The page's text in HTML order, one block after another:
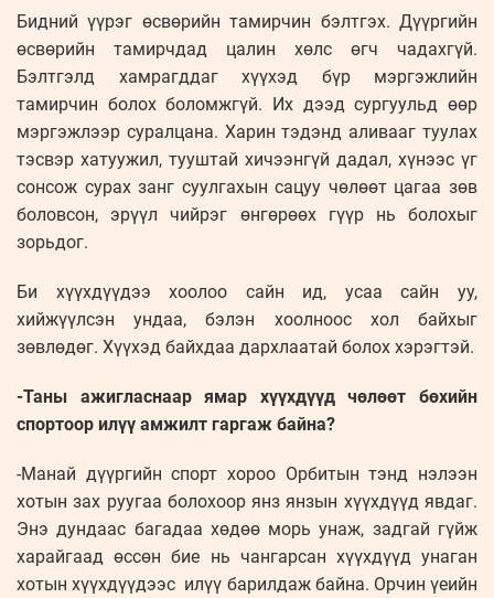
Бидний үүрэг өсвөрийн тамирчин бэлтгэх. Дүүргийн
өсвөрийн тамирчдад цалин хөлс өгч чадахгүй.
Бэлтгэлд хамрагддаг хүүхэд бүр мэргэжлийн
тамирчин болох боломжгүй. Их дээд сургуульд өөр
мэргэжлээр суралцана. Харин тэдэнд аливааг туулах
тэсвэр хатуужил, тууштай хичээнгүй дадал, хүнээс үг
сонсож сурах занг суулгахын сацуу чөлөөт цагаа зөв
боловсон, эрүүл чийрэг өнгөрөөх гүүр нь болохыг
зорьдог.
Би хүүхдүүдээ хоолоо сайн ид, усаа сайн уу,
хийжүүлсэн ундаа, бэлэн хоолноос хол байхыг
зөвлөдөг. Хүүхэд байхдаа дархлаатай болох хэрэгтэй.
-Таны ажигласнаар ямар хүүхдүүд чөлөөт бөхийн
спортоор илүү амжилт гаргаж байна?
-Манай дүүргийн спорт хороо Орбитын тэнд нэлээн
хотын зах руугаа болохоор янз янзын хүүхдүүд явдаг.
Энэ дундаас багадаа хөдөө морь унаж, задгай гүйж
харайгаад өссөн бие нь чангарсан хүүхдүүд унаган
хотын хүүхдүүдээс илүү барилдаж байна. Орчин үеийн